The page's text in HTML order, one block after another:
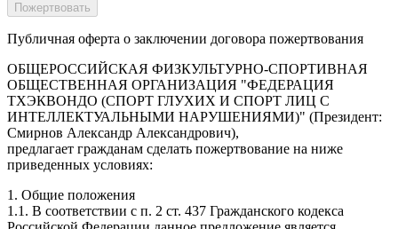
Публичная оферта о заключении договора пожертвования
ОБЩЕРОССИЙСКАЯ ФИЗКУЛЬТУРНО-СПОРТИВНАЯ
ОБЩЕСТВЕННАЯ ОРГАНИЗАЦИЯ "ФЕДЕРАЦИЯ
ТХЭКВОНДО (СПОРТ ГЛУХИХ И СПОРТ ЛИЦ С
ИНТЕЛЛЕКТУАЛЬНЫМИ НАРУШЕНИЯМИ)" (Президент:
Смирнов Александр Александрович),
предлагает гражданам сделать пожертвование на ниже
приведенных условиях:
1. Общие положения
1.1. В соответствии с п. 2 ст. 437 Гражданского кодекса